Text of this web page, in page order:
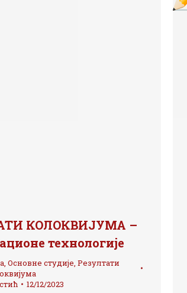
КОЛОКВИЈУМА –
технологије
, Основне студије, Резултати
12/12/2023